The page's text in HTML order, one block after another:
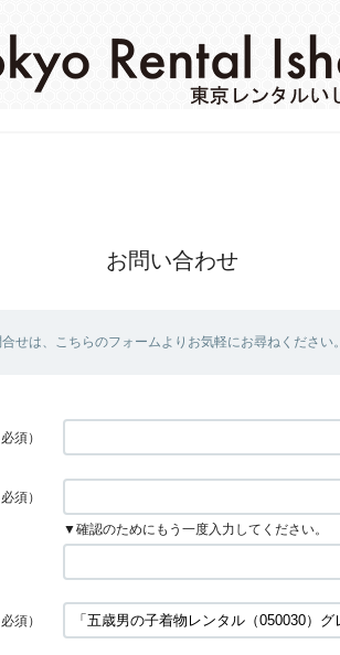
お問い合わせ
せは、こちらのフォームよりお気軽にお尋ねください。
必須）
必須）
▼確認のためにもう一度入力してください。
必須）